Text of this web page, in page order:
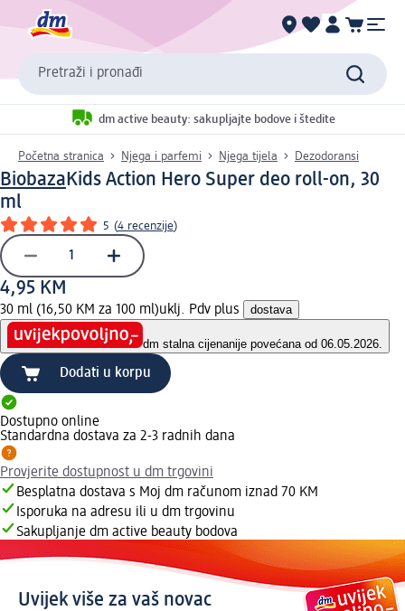
Pretraži i pronađi
dm active beauty: sakupljajte bodove i štedite
Početna stranica Njega i parfemi Njega tijela Dezodoransi
Biobaza Kids Action Hero Super deo roll-on, 30
ml
5 (4 recenzije)
4,95 KM
30 ml (16,50 KM za 100 ml)uklj. Pdv plus dostava
dm stalna cijenanije povećana od 06.05.2026.
Dodati u korpu
Dostupno online
Standardna dostava za 2-3 radnih dana
Provjerite dostupnost u dm trgovini
Besplatna dostava s Moj dm računom iznad 70 KM
Isporuka na adresu ili u dm trgovinu
Sakupljanje dm active beauty bodova
Uvijek više za vaš novac